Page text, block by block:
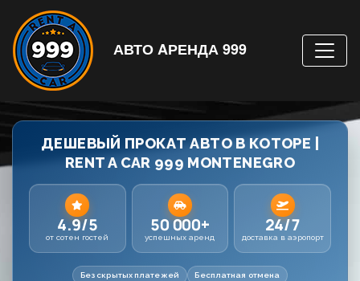
АВТО AРЕНДА 999
ДЕШЕВЫЙ ПРОКАТ АВТО В КОТОРЕ |
RENT A CAR 999 MONTENEGRO
4.9/5
от сотен гостей
50 000+
успешных аренд
24/7
доставка в аэропорт
Без скрытых платежей Бесплатная отмена